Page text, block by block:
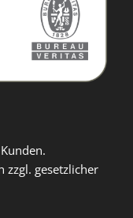
zzgl. gesetzlicher